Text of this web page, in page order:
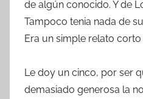
de algún conocido. Y de
Tampoco tenia nada de
Era un simple relato corto
Le doy un cinco, por ser
demasiado generosa la